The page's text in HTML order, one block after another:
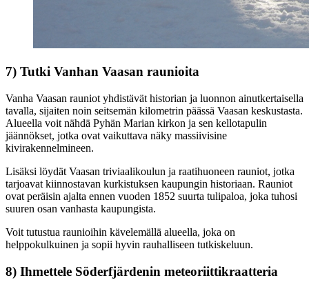
7) Tutki Vanhan Vaasan raunioita
Vanha Vaasan rauniot yhdistävät historian ja luonnon ainutkertaisella
tavalla, sijaiten noin seitsemän kilometrin päässä Vaasan keskustasta.
Alueella voit nähdä Pyhän Marian kirkon ja sen kellotapulin
jäännökset, jotka ovat vaikuttava näky massiivisine
kivirakennelmineen.
Lisäksi löydät Vaasan triviaalikoulun ja raatihuoneen rauniot, jotka
tarjoavat kiinnostavan kurkistuksen kaupungin historiaan. Rauniot
ovat peräisin ajalta ennen vuoden 1852 suurta tulipaloa, joka tuhosi
suuren osan vanhasta kaupungista.
Voit tutustua raunioihin kävelemällä alueella, joka on
helppokulkuinen ja sopii hyvin rauhalliseen tutkiskeluun.
8) Ihmettele Söderfjärdenin meteoriittikraatteria